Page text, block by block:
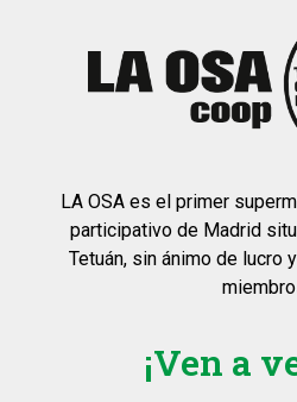
LA OSA es el primer
participativo de Madrid
Tetuán, sin ánimo de lucro
¡Ven a